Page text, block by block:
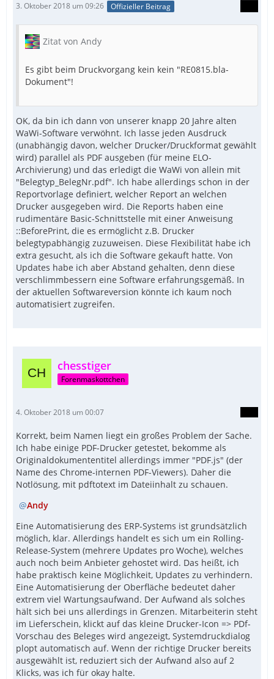
3. Oktober 2018 um 09:26 Offizieller Beitrag
Zitat von Andy
Es gibt beim Druckvorgang kein kein "RE0815.bla-
Dokument"!
OK, da bin ich dann von unserer knapp 20 Jahre alten
WaWi-Software verwöhnt. Ich lasse jeden Ausdruck
(unabhängig davon, welcher Drucker/Druckformat gewählt
wird) parallel als PDF ausgeben (für meine ELO-
Archivierung) und das erledigt die WaWi von allein mit
"Belegtyp_BelegNr.pdf". Ich habe allerdings schon in der
Reportvorlage definiert, welcher Report an welchen
Drucker ausgegeben wird. Die Reports haben eine
rudimentäre Basic-Schnittstelle mit einer Anweisung
::BeforePrint, die es ermöglicht z.B. Drucker
belegtypabhängig zuzuweisen. Diese Flexibilität habe ich
extra gesucht, als ich die Software gekauft hatte. Von
Updates habe ich aber Abstand gehalten, denn diese
verschlimmbessern eine Software erfahrungsgemäß. In
der aktuellen Softwareversion könnte ich kaum noch
automatisiert zugreifen.
chesstiger
Forenmaskottchen
4. Oktober 2018 um 00:07
Korrekt, beim Namen liegt ein großes Problem der Sache.
Ich habe einige PDF-Drucker getestet, bekomme als
Originaldokumententitel allerdings immer "PDF.js" (der
Name des Chrome-internen PDF-Viewers). Daher die
Notlösung, mit pdftotext im Dateiinhalt zu schauen.
Andy
Eine Automatisierung des ERP-Systems ist grundsätzlich
möglich, klar. Allerdings handelt es sich um ein Rolling-
Release-System (mehrere Updates pro Woche), welches
auch noch beim Anbieter gehostet wird. Das heißt, ich
habe praktisch keine Möglichkeit, Updates zu verhindern.
Eine Automatisierung der Oberfläche bedeutet daher
extrem viel Wartungsaufwand. Der Aufwand als solches
hält sich bei uns allerdings in Grenzen. Mitarbeiterin steht
im Lieferschein, klickt auf das kleine Drucker-Icon => PDf-
Vorschau des Beleges wird angezeigt, Systemdruckdialog
plopt automatisch auf. Wenn der richtige Drucker bereits
ausgewählt ist, reduziert sich der Aufwand also auf 2
Klicks, was ich für okay halte.